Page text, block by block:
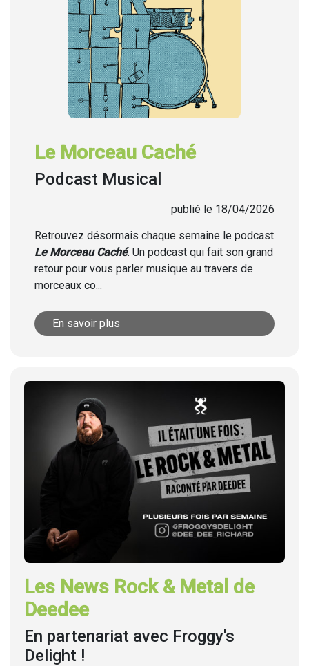
Le Morceau Caché
Podcast Musical
publié le 18/04/2026
Retrouvez désormais chaque semaine le podcast
Le Morceau Caché. Un podcast qui fait son grand
retour pour vous parler musique au travers de
morceaux co...
En savoir plus
Les News Rock & Metal de
Deedee
En partenariat avec Froggy's
Delight !